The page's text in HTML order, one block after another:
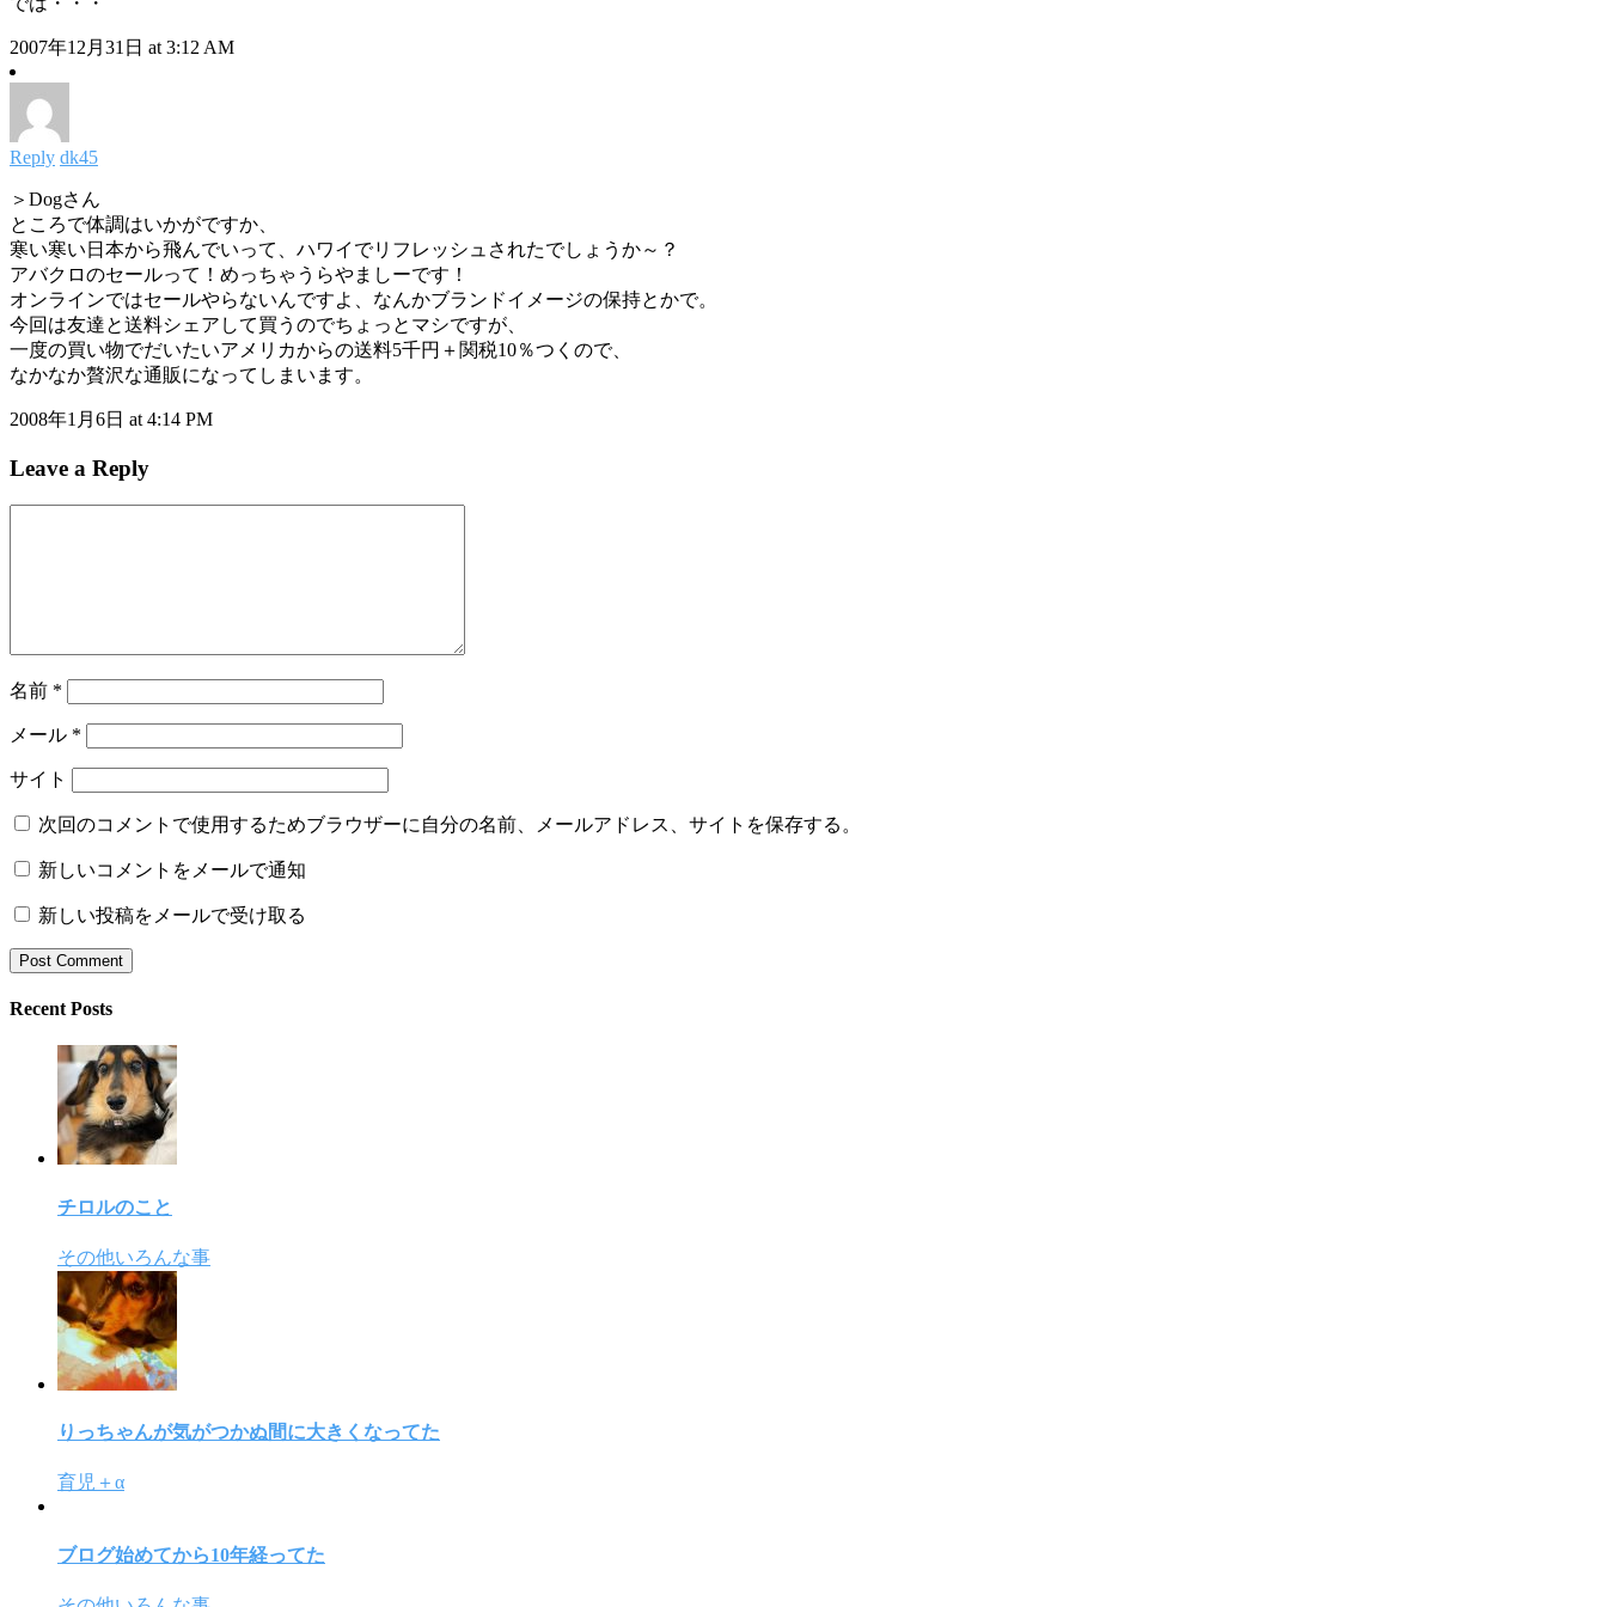
2007年12月31日 at 3:12 AM
Reply dk45
＞Dogさん
ところで体調はいかがですか、
寒い寒い日本から飛んでいって、ハワイでリフレッシュされたでしょうか～？
アバクロのセールって！めっちゃうらやましーです！
オンラインではセールやらないんですよ、なんかブランドイメージの保持とかで。
今回は友達と送料シェアして買うのでちょっとマシですが、
一度の買い物でだいたいアメリカからの送料5千円＋関税10％つくので、
なかなか贅沢な通販になってしまいます。
2008年1月6日 at 4:14 PM
Leave a Reply
名前 *
メール *
サイト
次回のコメントで使用するためブラウザーに自分の名前、メールアドレス、サイトを保存する。
新しいコメントをメールで通知
新しい投稿をメールで受け取る
Recent Posts
チロルのこと
その他いろんな事
りっちゃんが気がつかぬ間に大きくなってた
育児＋α
ブログ始めてから10年経ってた